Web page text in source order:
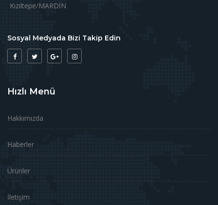
Kızıltepe/MARDİN
Sosyal Medyada Bizi Takip Edin
Hızlı Menü
Hakkımızda
Haberler
Ürünler
İletişim